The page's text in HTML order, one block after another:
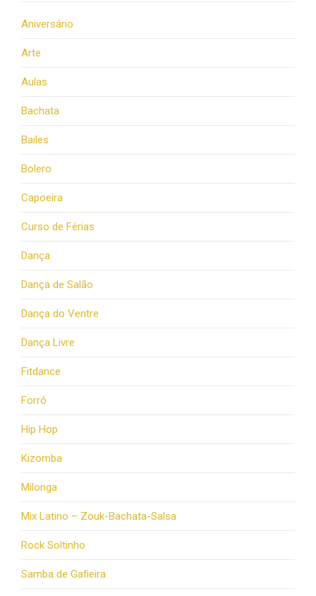
Aniversário
Arte
Aulas
Bachata
Bailes
Bolero
Capoeira
Curso de Férias
Dança
Dança de Salão
Dança do Ventre
Dança Livre
Fitdance
Forró
Hip Hop
Kizomba
Milonga
Mix Latino – Zouk-Bachata-Salsa
Rock Soltinho
Samba de Gafieira